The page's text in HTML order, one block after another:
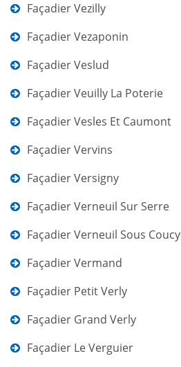
Façadier Vezilly
Façadier Vezaponin
Façadier Veslud
Façadier Veuilly La Poterie
Façadier Vesles Et Caumont
Façadier Vervins
Façadier Versigny
Façadier Verneuil Sur Serre
Façadier Verneuil Sous Coucy
Façadier Vermand
Façadier Petit Verly
Façadier Grand Verly
Façadier Le Verguier